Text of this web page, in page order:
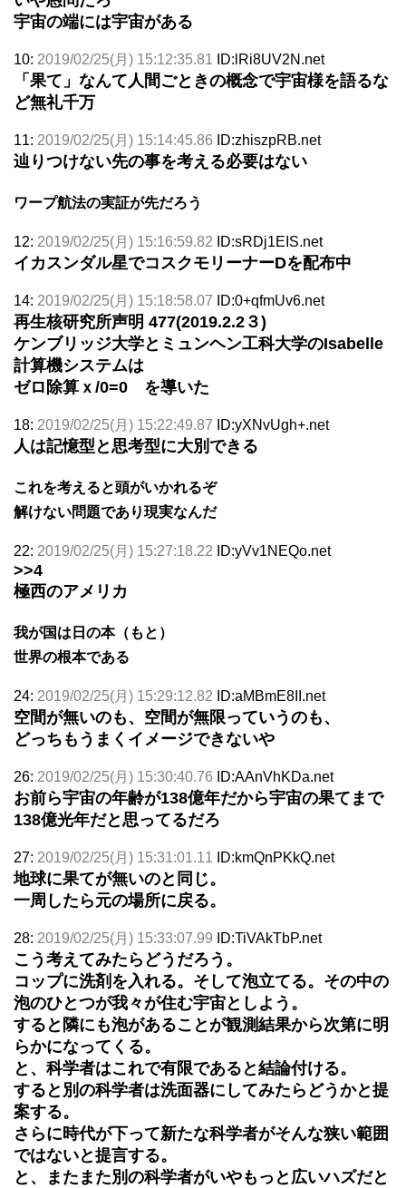
宇宙の端には宇宙がある
10: 2019/02/25(月) 15:12:35.81 ID:lRi8UV2N.net
「果て」なんて人間ごときの概念で宇宙様を語るな
ど無礼千万
11: 2019/02/25(月) 15:14:45.86 ID:zhiszpRB.net
辿りつけない先の事を考える必要はない
ワープ航法の実証が先だろう
12: 2019/02/25(月) 15:16:59.82 ID:sRDj1EIS.net
イカスンダル星でコスクモリーナーDを配布中
14: 2019/02/25(月) 15:18:58.07 ID:0+qfmUv6.net
再生核研究所声明 477(2019.2.2３)
ケンブリッジ大学とミュンヘン工科大学のIsabelle
計算機システムは
ゼロ除算ｘ/0=0 を導いた
18: 2019/02/25(月) 15:22:49.87 ID:yXNvUgh+.net
人は記憶型と思考型に大別できる
これを考えると頭がいかれるぞ
解けない問題であり現実なんだ
22: 2019/02/25(月) 15:27:18.22 ID:yVv1NEQo.net
>>4
極西のアメリカ
我が国は日の本（もと）
世界の根本である
24: 2019/02/25(月) 15:29:12.82 ID:aMBmE8II.net
空間が無いのも、空間が無限っていうのも、
どっちもうまくイメージできないや
26: 2019/02/25(月) 15:30:40.76 ID:AAnVhKDa.net
お前ら宇宙の年齢が138億年だから宇宙の果てまで
138億光年だと思ってるだろ
27: 2019/02/25(月) 15:31:01.11 ID:kmQnPKkQ.net
地球に果てが無いのと同じ。
一周したら元の場所に戻る。
28: 2019/02/25(月) 15:33:07.99 ID:TiVAkTbP.net
こう考えてみたらどうだろう。
コップに洗剤を入れる。そして泡立てる。その中の
泡のひとつが我々が住む宇宙としよう。
すると隣にも泡があることが観測結果から次第に明
らかになってくる。
と、科学者はこれで有限であると結論付ける。
すると別の科学者は洗面器にしてみたらどうかと提
案する。
さらに時代が下って新たな科学者がそんな狭い範囲
ではないと提言する。
と、またまた別の科学者がいやもっと広いハズだと